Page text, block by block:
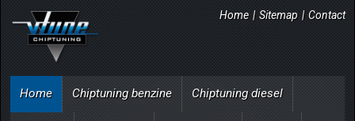
Home | Sitemap | Contact
Home Chiptuning benzine Chiptuning diesel